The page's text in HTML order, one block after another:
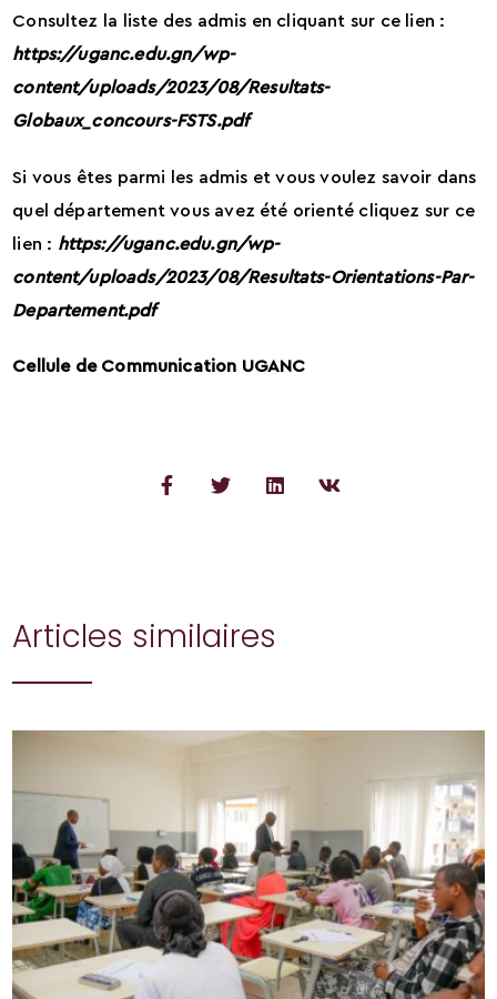
Consultez la liste des admis en cliquant sur ce lien :
https://uganc.edu.gn/wp-
content/uploads/2023/08/Resultats-
Globaux_concours-FSTS.pdf
Si vous êtes parmi les admis et vous voulez savoir dans
quel département vous avez été orienté cliquez sur ce
lien : https://uganc.edu.gn/wp-
content/uploads/2023/08/Resultats-Orientations-Par-
Departement.pdf
Cellule de Communication UGANC
Articles similaires